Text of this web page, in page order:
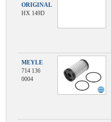
ORIGINAL
HX 149D
MEYLE
714 136
0004